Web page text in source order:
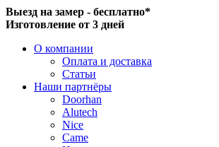
Выезд на замер - бесплатно*
Изготовление от 3 дней
О компании
Оплата и доставка
Статьи
Наши партнёры
Doorhan
Alutech
Nice
Came